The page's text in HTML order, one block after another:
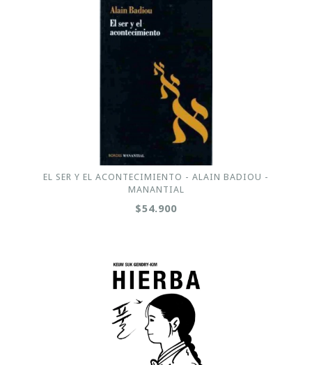
EL SER Y EL ACONTECIMIENTO - ALAIN BADIOU -
MANANTIAL
$54.900